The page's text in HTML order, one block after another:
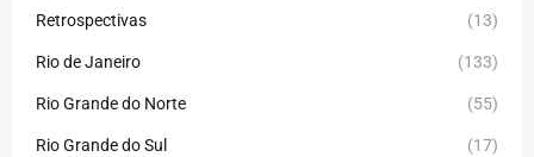
Retrospectivas (13)
Rio de Janeiro (133)
Rio Grande do Norte (55)
Rio Grande do Sul (17)